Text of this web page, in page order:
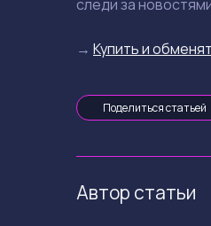
следи за
→ Купить и
Поделиться статьей
Автор статьи